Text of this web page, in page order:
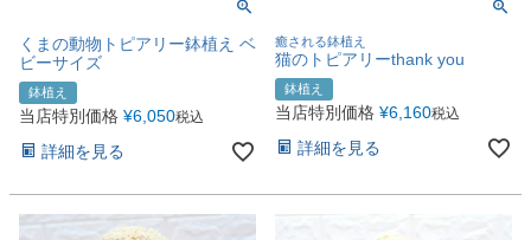
くまの動物トピアリー鉢植え ベ
ビーサイズ
鉢植え
当店特別価格 ¥6,050税込
詳細を見る
癒される鉢植え
猫のトピアリーthank you
鉢植え
当店特別価格 ¥6,160税込
詳細を見る